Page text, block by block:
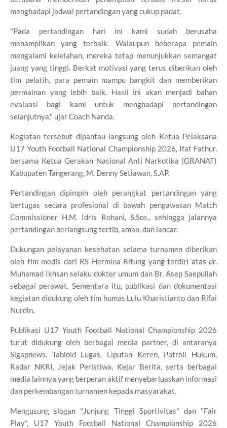
menghadapi jadwal pertandingan yang cukup padat.
"Pada pertandingan hari ini kami sudah berusaha
menampilkan yang terbaik. Walaupun beberapa pemain
mengalami kelelahan, mereka tetap menunjukkan semangat
juang yang tinggi. Berkat motivasi yang terus diberikan oleh
tim pelatih, para pemain mampu bangkit dan memberikan
permainan yang lebih baik. Hasil ini akan menjadi bahan
evaluasi bagi kami untuk menghadapi pertandingan
selanjutnya," ujar Coach Nanda.
Kegiatan tersebut dipantau langsung oleh Ketua Pelaksana
U17 Youth Football National Championship 2026, Ifat Fathur,
bersama Ketua Gerakan Nasional Anti Narkotika (GRANAT)
Kabupaten Tangerang, M. Denny Setiawan, S.AP.
Pertandingan dipimpin oleh perangkat pertandingan yang
bertugas secara profesional di bawah pengawasan Match
Commissioner H.M. Idris Rohani, S.Sos., sehingga jalannya
pertandingan berlangsung tertib, aman, dan lancar.
Dukungan pelayanan kesehatan selama turnamen diberikan
oleh tim medis dari RS Hermina Bitung yang terdiri atas dr.
Muhamad Ikhsan selaku dokter umum dan Br. Asep Saepullah
sebagai perawat. Sementara itu, publikasi dan dokumentasi
kegiatan didukung oleh tim humas Lulu Kharistianto dan Rifai
Nurdin.
Publikasi U17 Youth Football National Championship 2026
turut didukung oleh berbagai media partner, di antaranya
Sigapnews, Tabloid Lugas, Liputan Keren, Patroli Hukum,
Radar NKRI, Jejak Peristiwa, Kejar Berita, serta berbagai
media lainnya yang berperan aktif menyebarluaskan informasi
dan perkembangan turnamen kepada masyarakat.
Mengusung slogan "Junjung Tinggi Sportivitas" dan "Fair
Play", U17 Youth Football National Championship 2026